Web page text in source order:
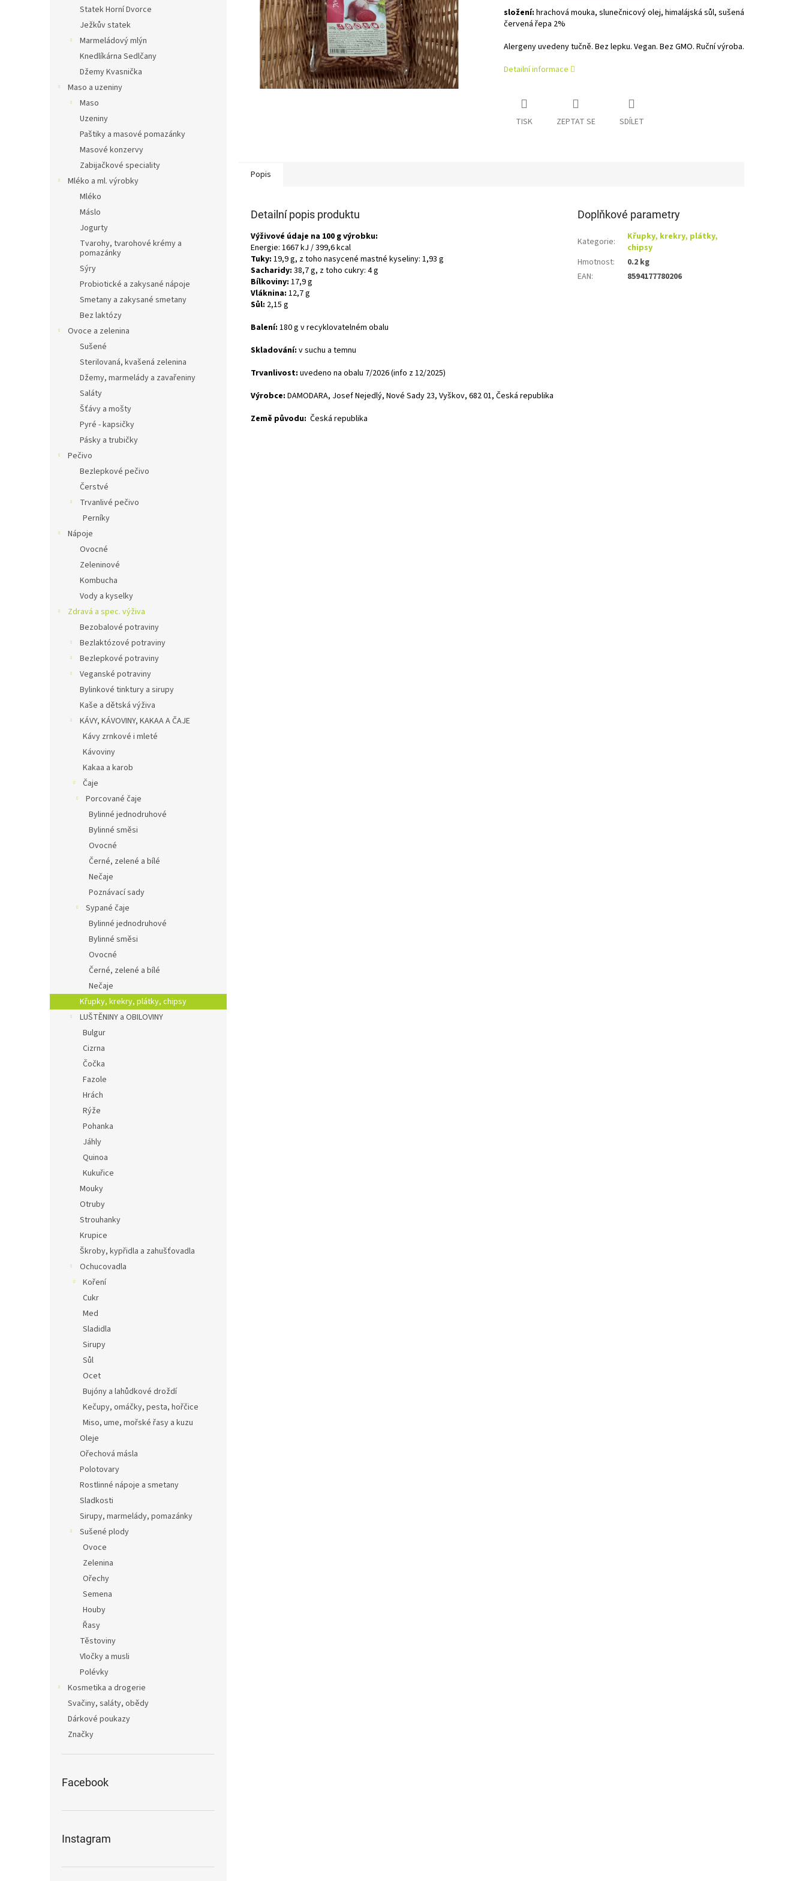
Statek Horní Dvorce
Ježkův statek
Marmeládový mlýn
Knedlíkárna Sedlčany
Džemy Kvasnička
Maso a uzeniny
Maso
Uzeniny
Paštiky a masové pomazánky
Masové konzervy
Zabijačkové speciality
Mléko a ml. výrobky
Mléko
Máslo
Jogurty
Tvarohy, tvarohové krémy a
pomazánky
Sýry
Probiotické a zakysané nápoje
Smetany a zakysané smetany
Bez laktózy
Ovoce a zelenina
Sušené
Sterilovaná, kvašená zelenina
Džemy, marmelády a zavařeniny
Saláty
Šťávy a mošty
Pyré - kapsičky
Pásky a trubičky
Pečivo
Bezlepkové pečivo
Čerstvé
Trvanlivé pečivo
Perníky
Nápoje
Ovocné
Zeleninové
Kombucha
Vody a kyselky
Zdravá a spec. výživa
Bezobalové potraviny
Bezlaktózové potraviny
Bezlepkové potraviny
Veganské potraviny
Bylinkové tinktury a sirupy
Kaše a dětská výživa
KÁVY, KÁVOVINY, KAKAA A ČAJE
Kávy zrnkové i mleté
Kávoviny
Kakaa a karob
Čaje
Porcované čaje
Bylinné jednodruhové
Bylinné směsi
Ovocné
Černé, zelené a bílé
Nečaje
Poznávací sady
Sypané čaje
Bylinné jednodruhové
Bylinné směsi
Ovocné
Černé, zelené a bílé
Nečaje
Křupky, krekry, plátky, chipsy
LUŠTĚNINY a OBILOVINY
Bulgur
Cizrna
Čočka
Fazole
Hrách
Rýže
Pohanka
Jáhly
Quinoa
Kukuřice
Mouky
Otruby
Strouhanky
Krupice
Škroby, kypřidla a zahušťovadla
Ochucovadla
Koření
Cukr
Med
Sladidla
Sirupy
Sůl
Ocet
Bujóny a lahůdkové droždí
Kečupy, omáčky, pesta, hořčice
Miso, ume, mořské řasy a kuzu
Oleje
Ořechová másla
Polotovary
Rostlinné nápoje a smetany
Sladkosti
Sirupy, marmelády, pomazánky
Sušené plody
Ovoce
Zelenina
Ořechy
Semena
Houby
Řasy
Těstoviny
Vločky a musli
Polévky
Kosmetika a drogerie
Svačiny, saláty, obědy
Dárkové poukazy
Značky
Facebook
Instagram
složení: hrachová mouka, slunečnicový olej, himalájská sůl, sušená
červená řepa 2%
Alergeny uvedeny tučně. Bez lepku. Vegan. Bez GMO. Ruční výroba.
Detailní informace
TISK ZEPTAT SE SDÍLET
Popis
Detailní popis produktu
Výživové údaje na 100 g výrobku:
Energie: 1667 kJ / 399,6 kcal
Tuky: 19,9 g, z toho nasycené mastné kyseliny: 1,93 g
Sacharidy: 38,7 g, z toho cukry: 4 g
Bílkoviny: 17,9 g
Vláknina: 12,7 g
Sůl: 2,15 g
Balení: 180 g v recyklovatelném obalu
Skladování: v suchu a temnu
Trvanlivost: uvedeno na obalu 7/2026 (info z 12/2025)
Výrobce: DAMODARA, Josef Nejedlý, Nové Sady 23, Vyškov, 682 01, Česká republika
Země původu: Česká republika
Doplňkové parametry
Kategorie:
Křupky, krekry, plátky,
chipsy
Hmotnost:
0.2 kg
EAN: 8594177780206